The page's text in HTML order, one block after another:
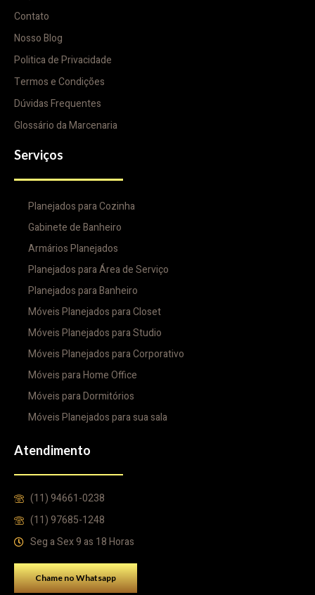
Contato
Nosso Blog
Politica de Privacidade
Termos e Condições
Dúvidas Frequentes
Glossário da Marcenaria
Serviços
Planejados para Cozinha
Gabinete de Banheiro
Armários Planejados
Planejados para Área de Serviço
Planejados para Banheiro
Móveis Planejados para Closet
Móveis Planejados para Studio
Móveis Planejados para Corporativo
Móveis para Home Office
Móveis para Dormitórios
Móveis Planejados para sua sala
Atendimento
(11) 94661-0238
(11) 97685-1248
Seg a Sex 9 as 18 Horas
Chame no Whatsapp